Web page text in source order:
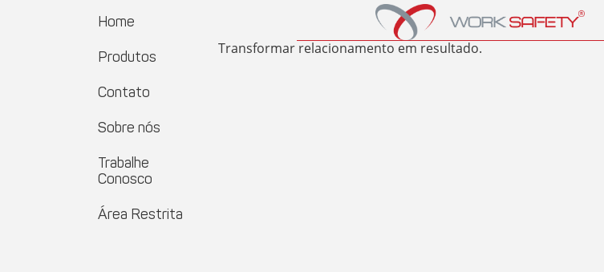
Home
Produtos
Contato
Sobre nós
Trabalhe
Conosco
Área Restrita
Transformar relacionamento em resultado.